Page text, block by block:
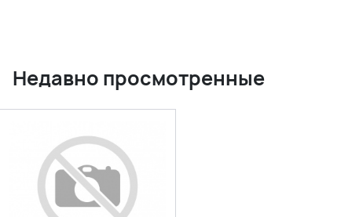
Недавно просмотренные